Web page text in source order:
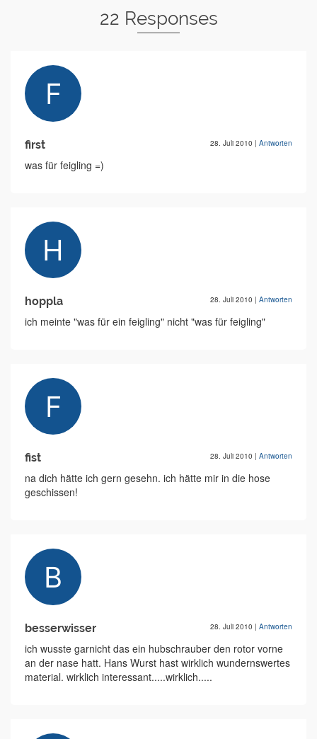
22 Responses
first 28. Juli 2010 | Antworten
was für feigling =)
hoppla 28. Juli 2010 | Antworten
ich meinte "was für ein feigling" nicht "was für feigling"
fist 28. Juli 2010 | Antworten
na dich hätte ich gern gesehn. ich hätte mir in die hose
geschissen!
besserwisser 28. Juli 2010 | Antworten
ich wusste garnicht das ein hubschrauber den rotor vorne
an der nase hatt. Hans Wurst hast wirklich wundernswertes
material. wirklich interessant.....wirklich.....